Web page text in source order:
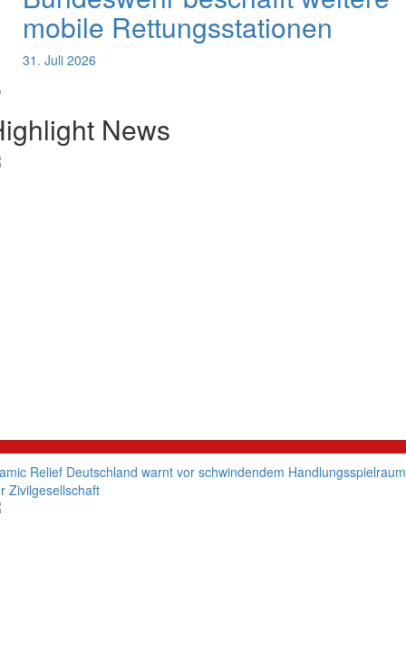
mobile Rettungsstationen
31. Juli 2026
News
Relief Deutschland warnt vor schwindendem Handlungsspielraum
Zivilgesellschaft